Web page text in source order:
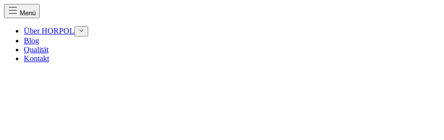
Menü
Über HORPOL
Blog
Qualität
Kontakt